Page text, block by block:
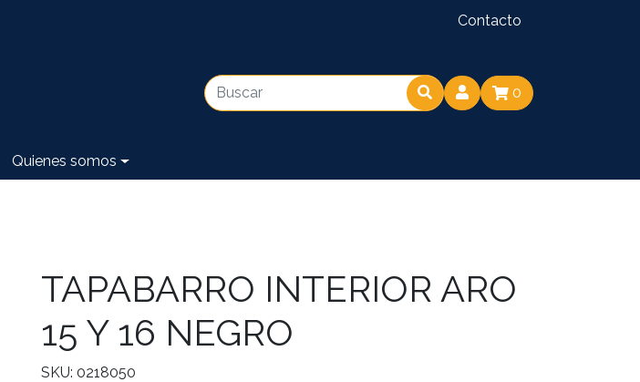
Contacto
0
Quienes somos
TAPABARRO INTERIOR ARO
15 Y 16 NEGRO
SKU: 0218050